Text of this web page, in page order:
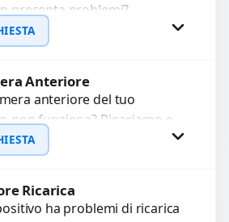
WhatsApp
presenta problemi?
per risolvere guasti come
messa a fuoco non
Preventivo
WhatsApp
Anteriore
anteriore del tuo
non funziona? Ripariamo o
fotocamere guaste con
immagini sfocate, messa
Preventivo
Ricarica
ha problemi di ricarica